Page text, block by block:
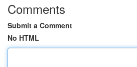
Comments
Submit a Comment
No HTML